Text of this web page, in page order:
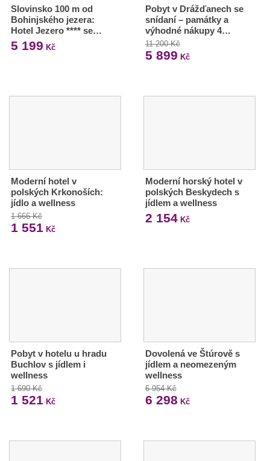
Slovinsko 100 m od
Bohinjského jezera:
Hotel Jezero **** se…
5 199 Kč
Pobyt v Drážďanech se
snídaní – památky a
výhodné nákupy 4…
11 200 Kč
5 899 Kč
Moderní hotel v
polských Krkonoších:
jídlo a wellness
1 666 Kč
1 551 Kč
Moderní horský hotel v
polských Beskydech s
jídlem a wellness
2 154Kč
Pobyt v hotelu u hradu
Buchlov s jídlem i
wellness
1 690 Kč
1 521 Kč
Dovolená ve Štúrově s
jídlem a neomezeným
wellness
6 954 Kč
6 298 Kč